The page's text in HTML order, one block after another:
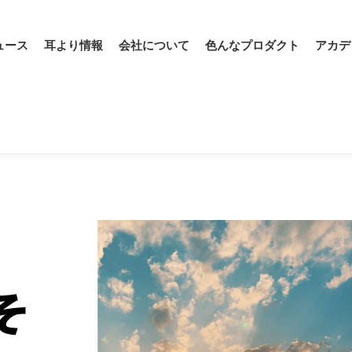
ース 耳より情報 会社について 色んなプロダクト アカ